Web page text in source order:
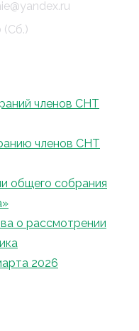
(Сб.)
членов СНТ
членов СНТ
общего собрания
о рассмотрении
2026